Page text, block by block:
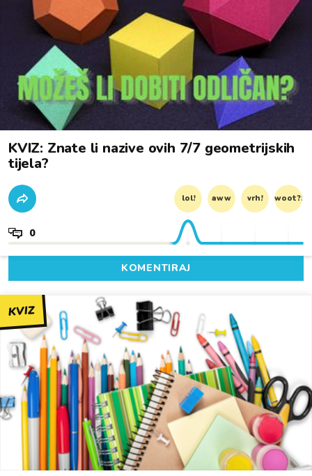
KVIZ: Znate li nazive ovih 7/7 geometrijskih
tijela?
lol! aww vrh! woot?!
0
KOMENTIRAJ
KVIZ